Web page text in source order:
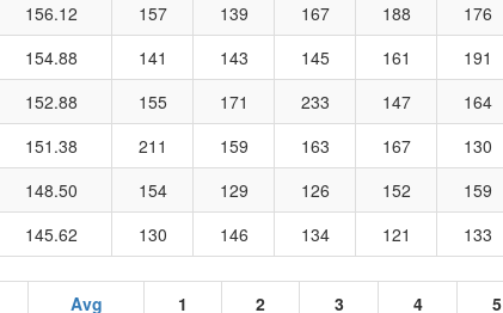
156.12 157 139 167 188 176
154.88 141 143 145 161 191
152.88 155 171 233 147 164
151.38 211 159 163 167 130
148.50 154 129 126 152 159
145.62 130 146 134 121 133
Avg 1 2 3 4 5